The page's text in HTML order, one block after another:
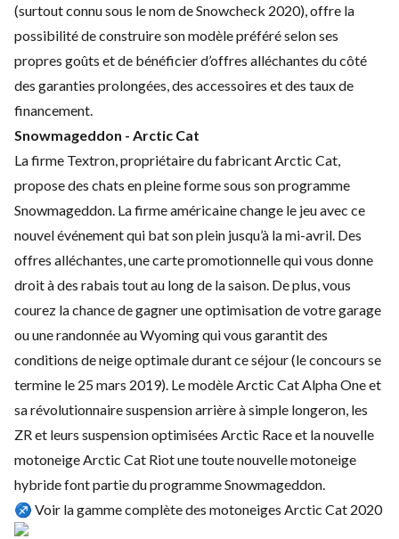
(surtout connu sous le nom de Snowcheck 2020), offre la
possibilité de construire son modèle préféré selon ses
propres goûts et de bénéficier d’offres alléchantes du côté
des garanties prolongées, des accessoires et des taux de
financement.
Snowmageddon - Arctic Cat
La firme Textron, propriétaire du fabricant Arctic Cat,
propose des chats en pleine forme sous son programme
Snowmageddon. La firme américaine change le jeu avec ce
nouvel événement qui bat son plein jusqu’à la mi-avril. Des
offres alléchantes, une carte promotionnelle qui vous donne
droit à des rabais tout au long de la saison. De plus, vous
courez la chance de gagner une optimisation de votre garage
ou une randonnée au Wyoming qui vous garantit des
conditions de neige optimale durant ce séjour (le concours se
termine le 25 mars 2019). Lemodèle Arctic Cat Alpha Oneet
sa révolutionnaire suspension arrière à simple longeron, les
ZR et leurs suspension optimisées Arctic Race et lanouvelle
motoneige Arctic Cat Riotune toute nouvelle motoneige
hybride font partie du programme Snowmageddon.
♐ Voir la gamme complète des motoneiges Arctic Cat 2020